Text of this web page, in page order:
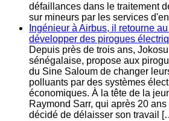
défaillances dans le traitement
sur mineurs par les services
Ingénieur à Airbus, il retourne
développer des pirogues
Depuis près de trois ans,
sénégalaise, propose aux
du Sine Saloum de changer
polluants par des systèmes
économiques. À la tête de la
Raymond Sarr, qui après 20
décidé de délaisser son travail